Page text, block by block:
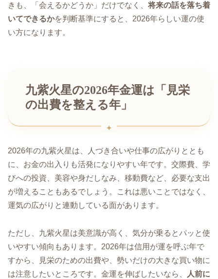
きも、「会えるかどうか」だけでなく、将来の話を落ち着
いてできるかを判断基準にすると、2026年らしい運の使
い方になります。
九紫火星の2026年金運は「見栄
の出費を整える年」
2026年の九紫火星は、人づき合いや仕事の広がりととも
に、お金の出入りも活発になりやすい年です。交際費、学
びへの投資、美容や身だしなみ、移動費など、必要な支出
が増えることもあるでしょう。これは悪いことではなく、
運気の広がりと連動している面があります。
ただし、九紫火星は美意識が高く、気分が乗るとパッと使
いやすい傾向もあります。2026年は信用が運を呼ぶ年で
すから、見栄のための出費や、勢いだけの大きな買い物に
は注意したいところです。金運を伸ばしたいなら、
人前に